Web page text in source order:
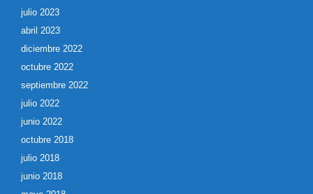
julio 2023
abril 2023
diciembre 2022
octubre 2022
septiembre 2022
julio 2022
junio 2022
octubre 2018
julio 2018
junio 2018